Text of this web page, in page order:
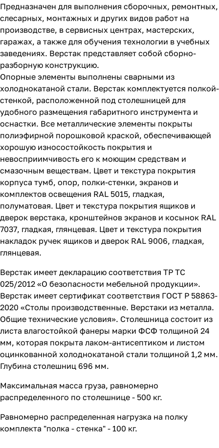
Предназначен для выполнения сборочных, ремонтных,
слесарных, монтажных и других видов работ на
производстве, в сервисных центрах, мастерских,
гаражах, а также для обучения технологии в учебных
заведениях. Верстак представляет собой сборно-
разборную конструкцию.
Опорные элементы выполнены сварными из
холоднокатаной стали. Верстак комплектуется полкой-
стенкой, расположенной под столешницей для
удобного размещения габаритного инструмента и
оснастки. Все металлические элементы покрыты
полиэфирной порошковой краской, обеспечивающей
хорошую износостойкость покрытия и
невосприимчивость его к моющим средствам и
смазочным веществам. Цвет и текстура покрытия
корпуса тумб, опор, полки-стенки, экранов и
комплектов освещения RAL 5015, гладкая,
полуматовая. Цвет и текстура покрытия ящиков и
дверок верстака, кронштейнов экранов и косынок RAL
7037, гладкая, глянцевая. Цвет и текстура покрытия
накладок ручек ящиков и дверок RAL 9006, гладкая,
глянцевая.
Верстак имеет декларацию соответствия ТР ТС
025/2012 «О безопасности мебельной продукции».
Верстак имеет сертификат соответствия ГОСТ Р 58863-
2020 «Столы производственные. Верстаки из металла.
Общие технические условия». Столешница состоит из
листа влагостойкой фанеры марки ФСФ толщиной 24
мм, которая покрыта лаком-антисептиком и листом
оцинкованной холоднокатаной стали толщиной 1,2 мм.
Глубина столешниц 696 мм.
Максимальная масса груза, равномерно
распределенного по столешнице - 500 кг.
Равномерно распределенная нагрузка на полку
комплекта "полка - стенка" - 100 кг.